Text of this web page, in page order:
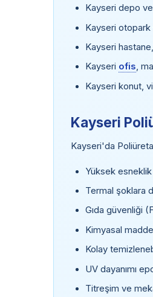
Kayseri depo
Kayseri otopark
Kayseri
Kayseri ofis,
Kayseri konut,
Kayseri
Kayseri'da
Yüksek
Termal şoklara
Gıda güvenliği
Kimyasal
Kolay
UV dayanımı
Titreşim ve